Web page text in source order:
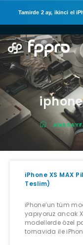
Tamirde 2 ay, ikinci el
iPhone XS MAX
Teslim)
iPhone’un tüm
yapıyoruz ancak
modellerde özel
tornavida ile